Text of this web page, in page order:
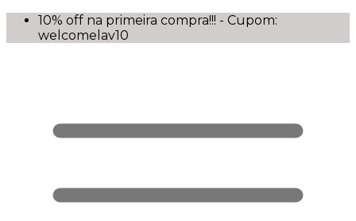
10% off na primeira compra!!! - Cupom:
welcomelav10